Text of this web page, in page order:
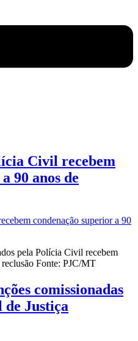
Civil recebem
90 anos de
pela Polícia Civil recebem
Fonte: PJC/MT
comissionadas
Justiça